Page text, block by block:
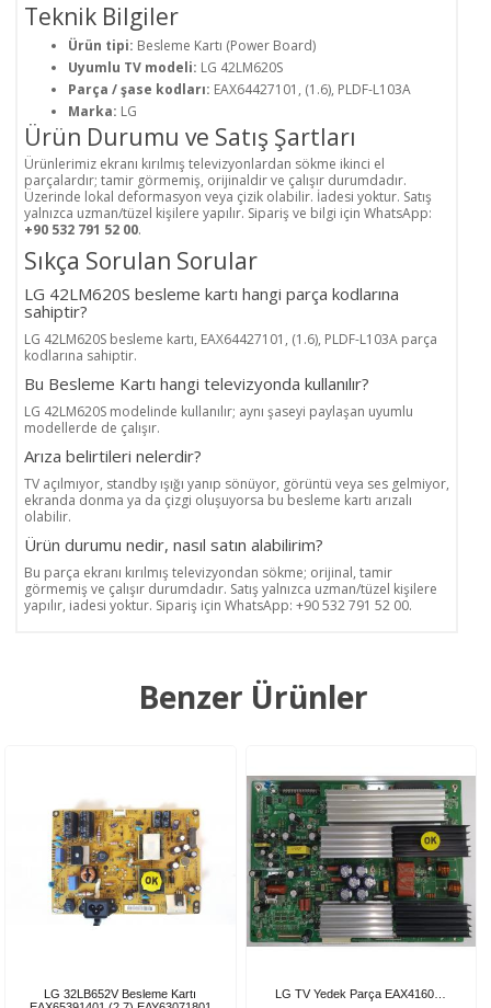
Teknik Bilgiler
Ürün tipi: Besleme Kartı (Power Board)
Uyumlu TV modeli: LG 42LM620S
Parça / şase kodları: EAX64427101, (1.6), PLDF-L103A
Marka: LG
Ürün Durumu ve Satış Şartları
Ürünlerimiz ekranı kırılmış televizyonlardan sökme ikinci el
parçalardır; tamir görmemiş, orijinaldir ve çalışır durumdadır.
Üzerinde lokal deformasyon veya çizik olabilir. İadesi yoktur. Satış
yalnızca uzman/tüzel kişilere yapılır. Sipariş ve bilgi için WhatsApp:
+90 532 791 52 00.
Sıkça Sorulan Sorular
LG 42LM620S besleme kartı hangi parça kodlarına
sahiptir?
LG 42LM620S besleme kartı, EAX64427101, (1.6), PLDF-L103A parça
kodlarına sahiptir.
Bu Besleme Kartı hangi televizyonda kullanılır?
LG 42LM620S modelinde kullanılır; aynı şaseyi paylaşan uyumlu
modellerde de çalışır.
Arıza belirtileri nelerdir?
TV açılmıyor, standby ışığı yanıp sönüyor, görüntü veya ses gelmiyor,
ekranda donma ya da çizgi oluşuyorsa bu besleme kartı arızalı
olabilir.
Ürün durumu nedir, nasıl satın alabilirim?
Bu parça ekranı kırılmış televizyondan sökme; orijinal, tamir
görmemiş ve çalışır durumdadır. Satış yalnızca uzman/tüzel kişilere
yapılır, iadesi yoktur. Sipariş için WhatsApp: +90 532 791 52 00.
Benzer Ürünler
LG 32LB652V Besleme Kartı
LG TV Yedek Parça EAX4160…